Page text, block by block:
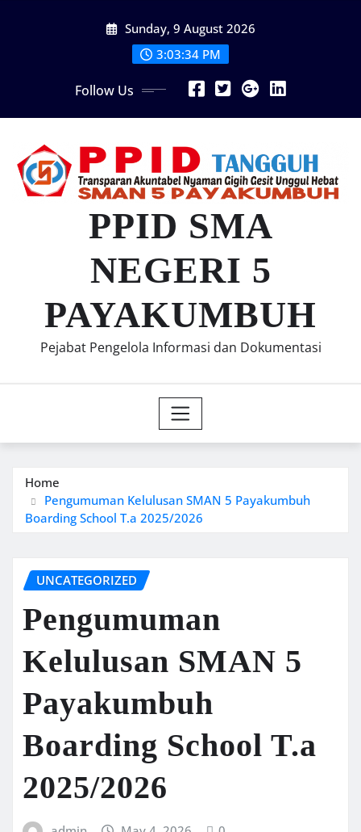
Sunday, 9 August 2026
3:03:35 PM
Follow Us
PPID SMA
NEGERI 5
PAYAKUMBUH
Pejabat Pengelola Informasi dan Dokumentasi
Home
Pengumuman Kelulusan SMAN 5 Payakumbuh
Boarding School T.a 2025/2026
UNCATEGORIZED
Pengumuman
Kelulusan SMAN 5
Payakumbuh
Boarding School T.a
2025/2026